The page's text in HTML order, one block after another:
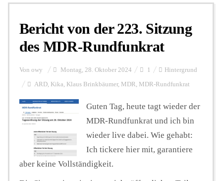
Personalien
Hintergrund
FUNKTURM-Beiträge
Podcast
Seminare
Bericht von der 223. Sitzung
des MDR-Rundfunkrat
Von owy Montag, 28. Oktober 2024 1 Hintergrund
ARD, Kika, Klaus Brinkbäumer, MDR, MDR-Rundfunkrat
Guten Tag, heute tagt wieder der
MDR-Rundfunkrat und ich bin
wieder live dabei. Wie gehabt:
Ich tickere hier mit, garantiere
aber keine Vollständigkeit.